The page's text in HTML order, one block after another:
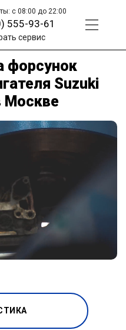
с 08:00 до 22:00
555-93-61
сервис
форсунок
Suzuki
Москве